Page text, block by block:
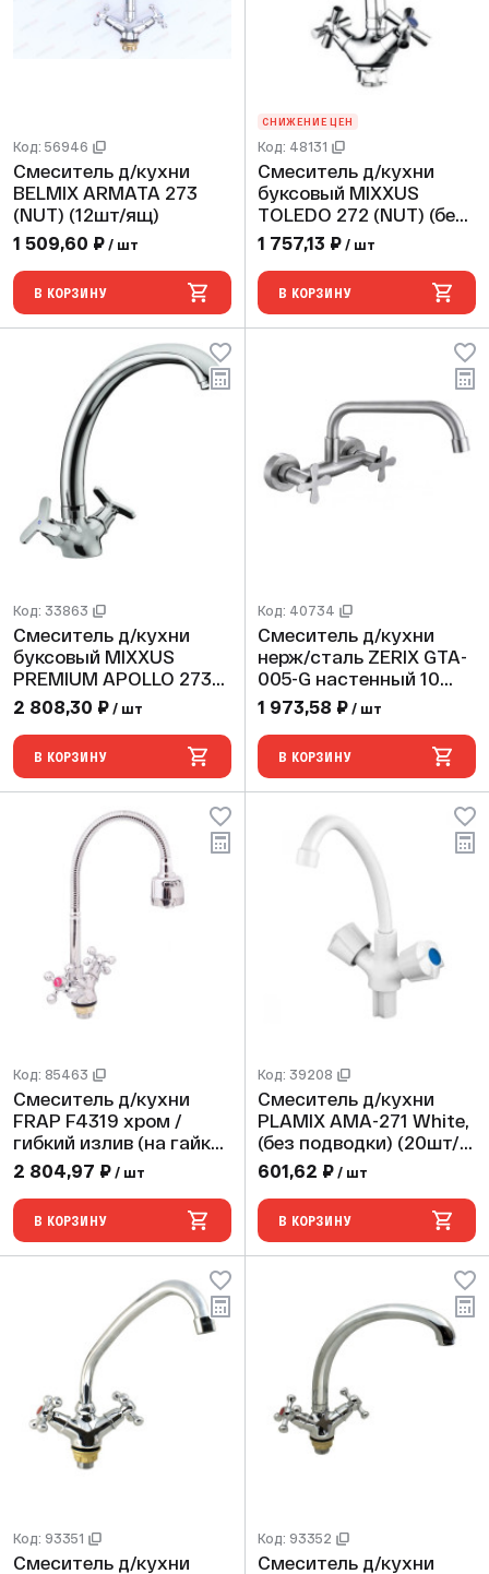
Код: 56946
Смеситель д/кухни
BELMIX ARMATA 273
(NUT) (12шт/ящ)
1 509,60 ₽ / шт
В КОРЗИНУ
СНИЖЕНИЕ ЦЕН
Код: 48131
Смеситель д/кухни
буксовый MIXXUS
TOLEDO 272 (NUT) (без
подводки) (12 шт/ящ)
1 757,13 ₽ / шт
В КОРЗИНУ
Код: 33863
Смеситель д/кухни
буксовый MIXXUS
PREMIUM APOLLO 273
шпилька (10 шт/ящ)
2 808,30 ₽ / шт
В КОРЗИНУ
Код: 40734
Смеситель д/кухни
нерж/сталь ZERIX GTA-
005-G настенный 10
шт/ящ
1 973,58 ₽ / шт
В КОРЗИНУ
Код: 85463
Смеситель д/кухни
FRAP F4319 хром /
гибкий излив (на гайке,
крест, п/об.)
2 804,97 ₽ / шт
В КОРЗИНУ
Код: 39208
Смеситель д/кухни
PLAMIX AMA-271 White,
(без подводки) (20шт/
ящ)
601,62 ₽ / шт
В КОРЗИНУ
Код: 93351
Смеситель д/кухни
Код: 93352
Смеситель д/кухни